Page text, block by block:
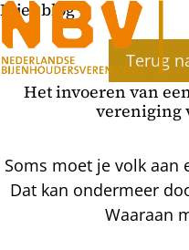
Bijenblog
Terug
Het invoeren van
vereniging
Soms moet je volk aan
Dat kan ondermeer
Waaraan